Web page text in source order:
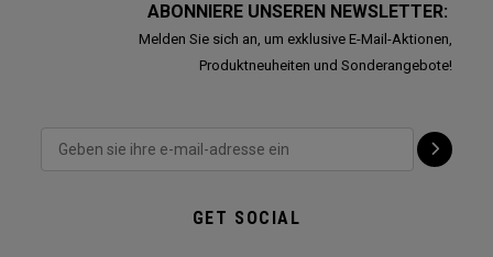
ABONNIERE UNSEREN NEWSLETTER:
Melden Sie sich an, um exklusive E-Mail-Aktionen,
Produktneuheiten und Sonderangebote!
GET SOCIAL